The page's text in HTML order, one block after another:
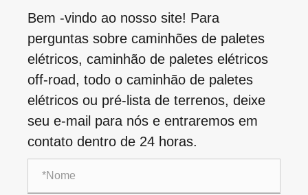
Bem -vindo ao nosso site! Para
perguntas sobre caminhões de paletes
elétricos, caminhão de paletes elétricos
off-road, todo o caminhão de paletes
elétricos ou pré-lista de terrenos, deixe
seu e-mail para nós e entraremos em
contato dentro de 24 horas.